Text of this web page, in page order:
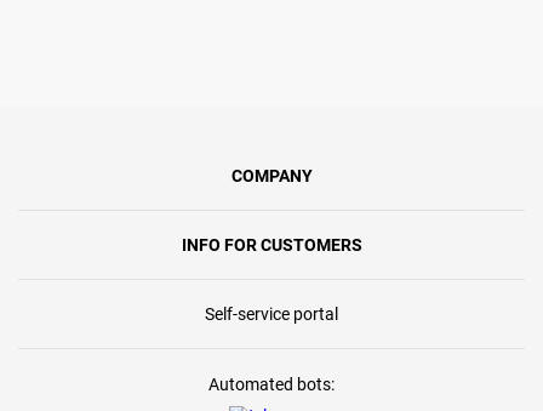
COMPANY
INFO FOR CUSTOMERS
Self-service portal
Automated bots: